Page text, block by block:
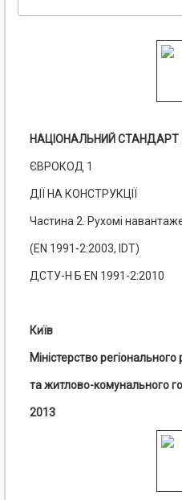
НАЦІОНАЛЬНИЙ СТАНДАРТ
ЄВРОКОД 1
ДІЇ НА КОНСТРУКЦІЇ
Частина 2. Рухомі
(EN 1991-2:2003, IDT)
ДСТУ-Н Б EN 1991-2:2010
Київ
Міністерство
та житлово-комунального
2013